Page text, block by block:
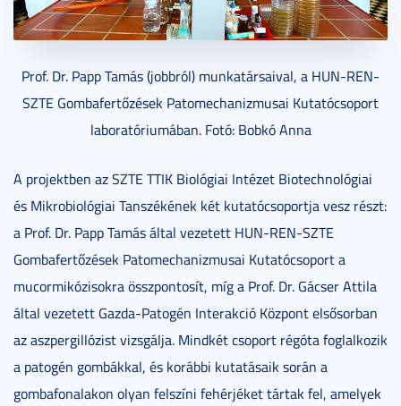
Prof. Dr. Papp Tamás (jobbról) munkatársaival, a HUN-REN-
SZTE Gombafertőzések Patomechanizmusai Kutatócsoport
laboratóriumában. Fotó: Bobkó Anna
A projektben az SZTE TTIK Biológiai Intézet Biotechnológiai
és Mikrobiológiai Tanszékének két kutatócsoportja vesz részt:
a Prof. Dr. Papp Tamás által vezetett HUN-REN-SZTE
Gombafertőzések Patomechanizmusai Kutatócsoport a
mucormikózisokra összpontosít, míg a Prof. Dr. Gácser Attila
által vezetett Gazda-Patogén Interakció Központ elsősorban
az aszpergillózist vizsgálja. Mindkét csoport régóta foglalkozik
a patogén gombákkal, és korábbi kutatásaik során a
gombafonalakon olyan felszíni fehérjéket tártak fel, amelyek